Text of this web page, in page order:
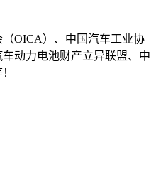
OICA）、中国汽车工业协
动力电池财产立异联盟、中